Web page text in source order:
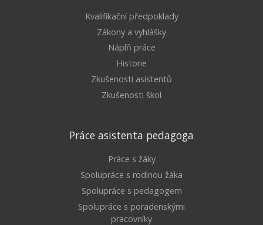
Kvalifikační předpoklady
Zákony a vyhlášky
Náplň práce
Historie
Zkušenosti asistentů
Zkušenosti škol
Práce asistenta pedagoga
Práce s žáky
Spolupráce s rodinou žáka
Spolupráce s pedagogem
Spolupráce s poradenskými
pracovníky